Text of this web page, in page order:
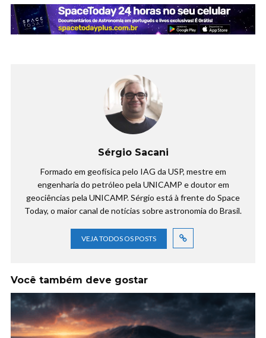
Sérgio Sacani
Formado em geofísica pelo IAG da USP, mestre em
engenharia do petróleo pela UNICAMP e doutor em
geociências pela UNICAMP. Sérgio está à frente do Space
Today, o maior canal de notícias sobre astronomia do Brasil.
VEJA TODOS OS POSTS
Você também deve gostar